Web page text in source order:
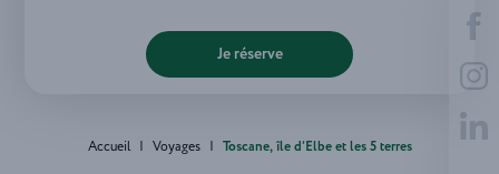
Accueil | Voyages | Toscane, île d’Elbe et les 5 terres
Je réserve